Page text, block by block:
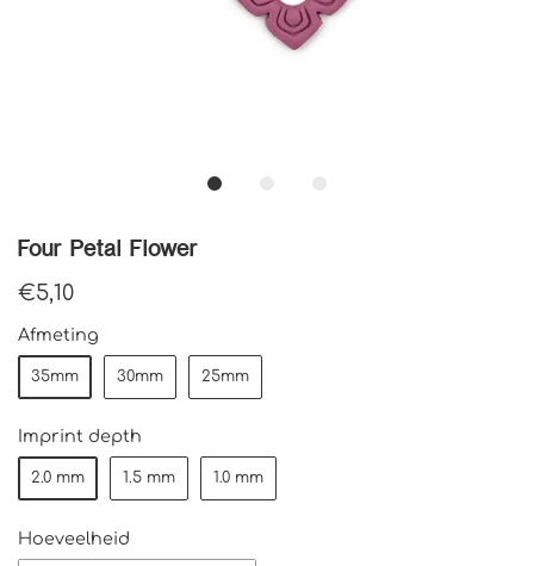
Four Petal Flower
€5,10
Afmeting
35mm 30mm 25mm
Imprint depth
2.0 mm 1.5 mm 1.0 mm
Hoeveelheid